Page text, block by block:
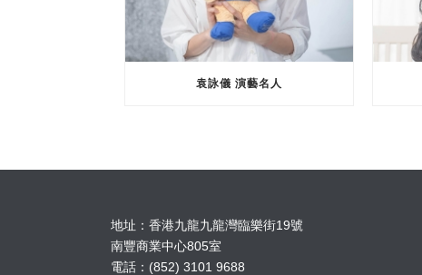
袁詠儀 演藝名人
地址：香港九龍九龍灣臨樂街19號
南豐商業中心805室
電話：(852) 3101 9688